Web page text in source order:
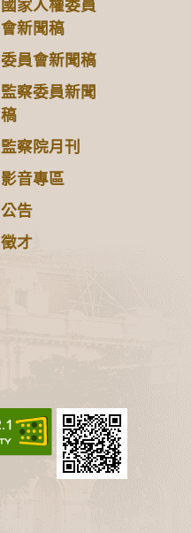
國家人權委員
會新聞稿
委員會新聞稿
監察委員新聞
稿
監察院月刊
影音專區
公告
徵才